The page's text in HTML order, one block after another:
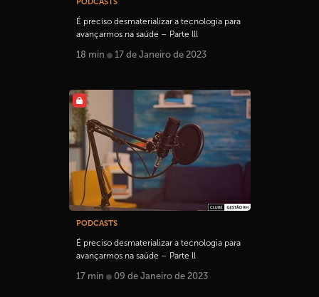
É preciso desmaterializar a tecnologia para
avançarmos na saúde – Parte lll
18 min 17 de Janeiro de 2023
PODCASTS
É preciso desmaterializar a tecnologia para
avançarmos na saúde – Parte ll
17 min 09 de Janeiro de 2023